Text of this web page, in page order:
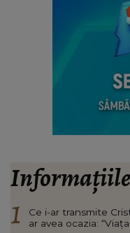
Ce i-ar transmite
ar avea ocazia: